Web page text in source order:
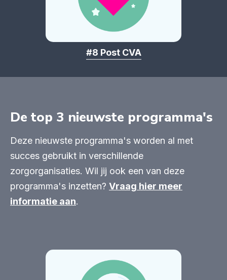
#8 Post CVA
De top 3 nieuwste programma's
Deze nieuwste programma's worden al met
succes gebruikt in verschillende
zorgorganisaties. Wil jij ook een van deze
programma's inzetten? Vraag hier meer
informatie aan.